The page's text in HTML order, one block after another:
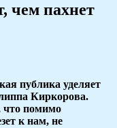
чем пахнет
публика уделяет
Киркорова.
что помимо
к нам, не